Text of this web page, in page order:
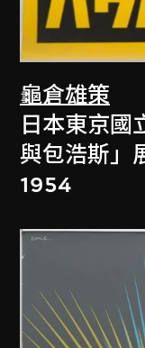
龜倉雄策
日本東京國
與包浩斯」
1954